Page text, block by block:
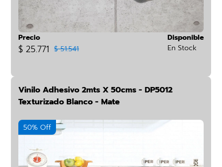
Precio
$ 25.771 $ 51.541
Disponible
En Stock
Vinilo Adhesivo 2mts X 50cms - DP5012
Texturizado Blanco - Mate
50% Off